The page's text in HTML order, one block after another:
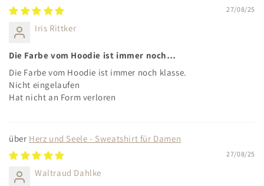
27/08/25
Iris Rittker
Die Farbe vom Hoodie ist immer noch…
Die Farbe vom Hoodie ist immer noch klasse.
Nicht eingelaufen
Hat nicht an Form verloren
Herz und Seele - Sweatshirt für Damen
27/08/25
Waltraud Dahlke